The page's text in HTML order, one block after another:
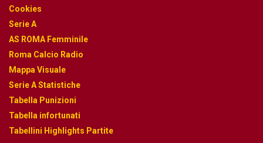
Cookies
Serie A
AS ROMA Femminile
Roma Calcio Radio
Mappa Visuale
Serie A Statistiche
Tabella Punizioni
Tabella infortunati
Tabellini Highlights Partite